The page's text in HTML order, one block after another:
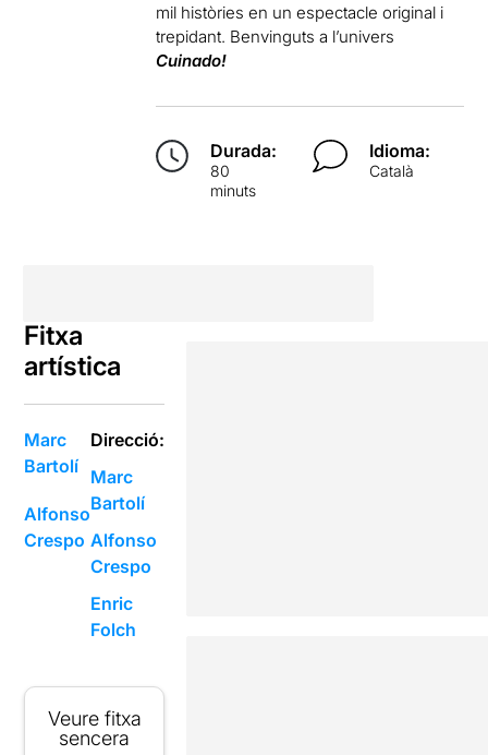
mil històries en un espectacle original i
trepidant. Benvinguts a l’univers
Cuinado!
Durada:
80
minuts
Idioma:
Català
Fitxa
artística
Marc
Bartolí
Alfonso
Crespo
Direcció:
Marc
Bartolí
Alfonso
Crespo
Enric
Folch
Veure fitxa
sencera